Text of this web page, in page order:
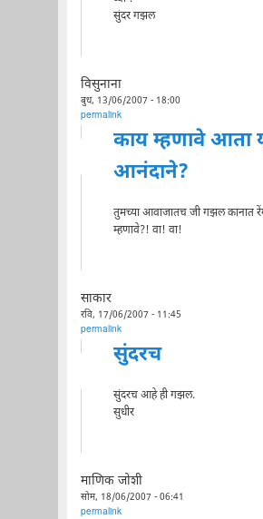
सुंदर गझल
विसुनाना
बुध, 13/06/2007 - 18:00
permalink
काय म्हणावे आता
आनंदाने?
तुमच्या आवाजातच जी गझल कानात
म्हणावे?! वा! वा!
साकार
रवि, 17/06/2007 - 11:45
permalink
सुंदरच
सुंदरच आहे ही गझल.
सुधीर
माणिक जोशी
सोम, 18/06/2007 - 06:41
permalink